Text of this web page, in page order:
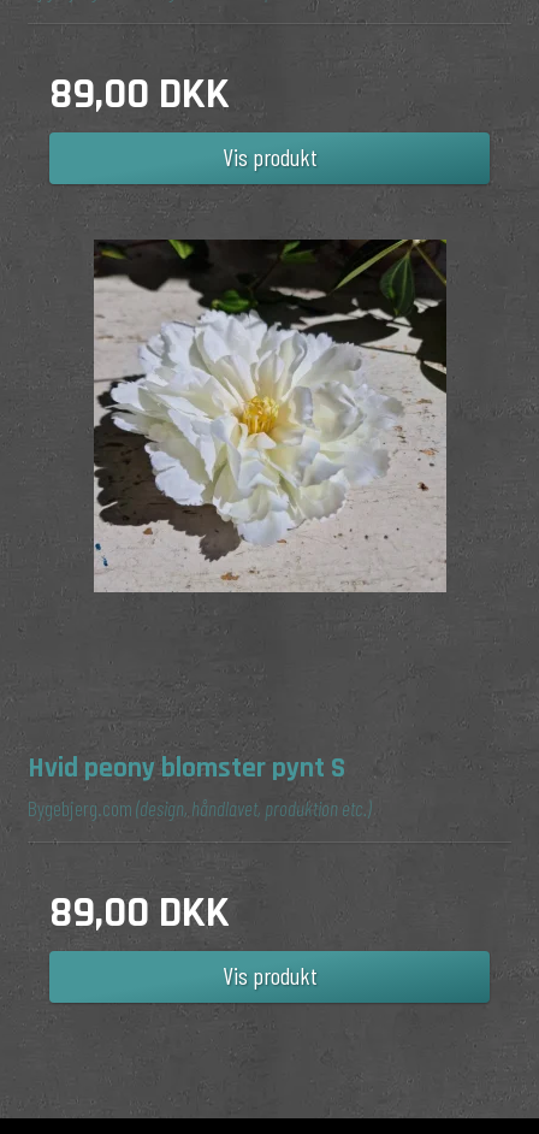
89,00 DKK
Vis produkt
Hvid peony blomster pynt S
Bygebjerg.com(design, håndlavet, produktion etc.)
89,00 DKK
Vis produkt